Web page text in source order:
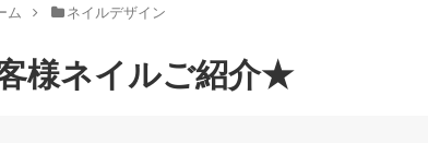
ム ネイルデザイン
様ネイルご紹介★